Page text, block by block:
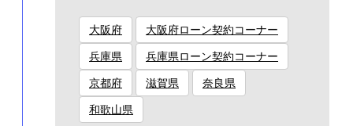
大阪府 大阪府ローン契約コーナー
兵庫県 兵庫県ローン契約コーナー
京都府 滋賀県 奈良県
和歌山県